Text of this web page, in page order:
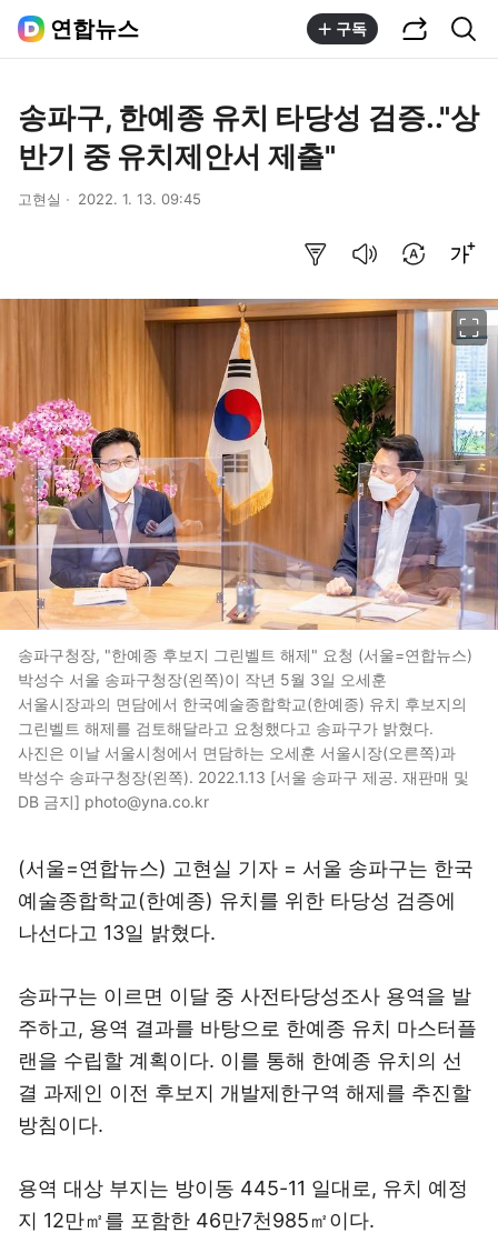
연합뉴스 구독
송파구, 한예종 유치 타당성 검증.."상
반기 중 유치제안서 제출"
고현실 2022. 1. 13. 09:45
송파구청장, "한예종 후보지 그린벨트 해제" 요청 (서울=연합뉴스)
박성수 서울 송파구청장(왼쪽)이 작년 5월 3일 오세훈
서울시장과의 면담에서 한국예술종합학교(한예종) 유치 후보지의
그린벨트 해제를 검토해달라고 요청했다고 송파구가 밝혔다.
사진은 이날 서울시청에서 면담하는 오세훈 서울시장(오른쪽)과
박성수 송파구청장(왼쪽). 2022.1.13 [서울 송파구 제공. 재판매 및
DB 금지] photo@yna.co.kr
(서울=연합뉴스) 고현실 기자 = 서울 송파구는 한국
예술종합학교(한예종) 유치를 위한 타당성 검증에
나선다고 13일 밝혔다.
송파구는 이르면 이달 중 사전타당성조사 용역을 발
주하고, 용역 결과를 바탕으로 한예종 유치 마스터플
랜을 수립할 계획이다. 이를 통해 한예종 유치의 선
결 과제인 이전 후보지 개발제한구역 해제를 추진할
방침이다.
용역 대상 부지는 방이동 445-11 일대로, 유치 예정
지 12만㎡를 포함한 46만7천985㎡이다.